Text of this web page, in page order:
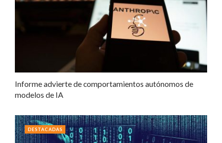
Informe advierte de comportamientos autónomos de
modelos de IA
DESTACADAS